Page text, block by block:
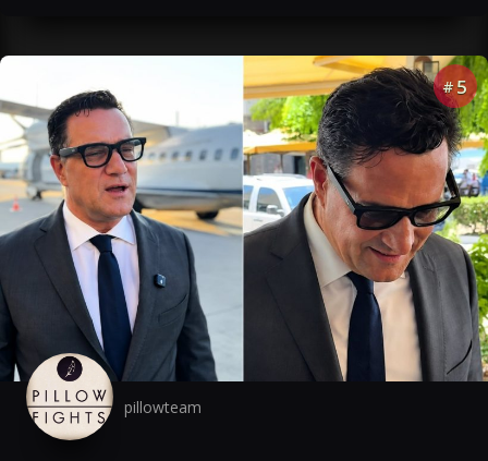
# 5
pillowteam